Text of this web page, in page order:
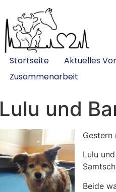
Startseite Aktuelles
Zusammenarbeit
Lulu und
Gestern
Lulu
Beide